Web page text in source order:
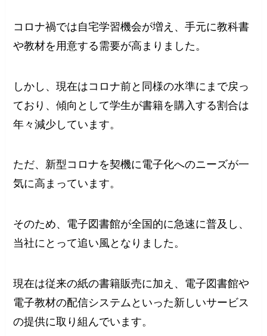
コロナ禍では自宅学習機会が増え、手元に教科書
や教材を用意する需要が高まりました。
しかし、現在はコロナ前と同様の水準にまで戻っ
ており、傾向として学生が書籍を購入する割合は
年々減少しています。
ただ、新型コロナを契機に電子化へのニーズが一
気に高まっています。
そのため、電子図書館が全国的に急速に普及し、
当社にとって追い風となりました。
現在は従来の紙の書籍販売に加え、電子図書館や
電子教材の配信システムといった新しいサービス
の提供に取り組んでいます。